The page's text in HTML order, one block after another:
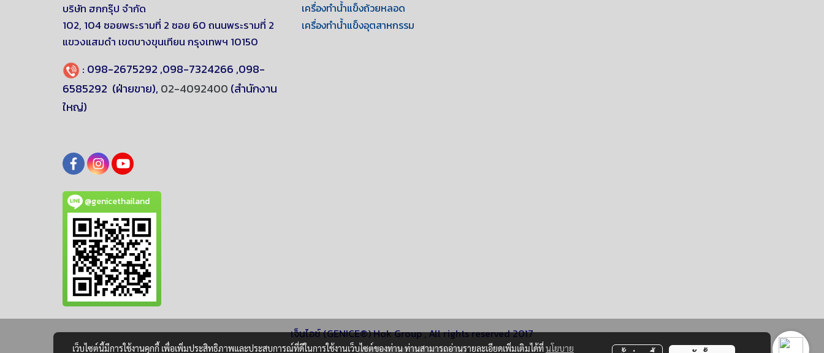
บริษัท ฮกกรุ๊ป จำกัด
102, 104 ซอยพระรามที่ 2 ซอย 60 ถนนพระรามที่ 2
แขวงแสมดำ เขตบางขุนเทียนกรุงเทพฯ 10150
: 098-2675292 ,098-7324266 ,098-
6585292 (ฝ่ายขาย), 02-4092400 (สำนักงาน
ใหญ่)
@genicethailand
เครื่องทำน้ำแข็งถ้วยหลอด
เครื่องทำน้ำแข็งอุตสาหกรรม
เจ็นไอซ์ (GENICE®) Hok Group , All rights reserved 2017
เว็บไซต์นี้มีการใช้งานคุกกี้ เพื่อเพิ่มประสิทธิภาพและประสบการณ์ที่ดีในการใช้งานเว็บไซต์ของท่าน ท่านสามารถอ่านรายละเอียดเพิ่มเติมได้ที่นโยบาย